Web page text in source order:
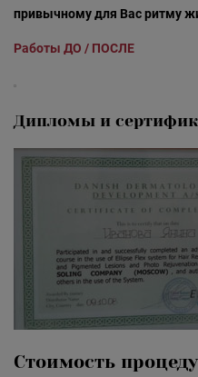
привычному для Вас ритму
Работы ДО / ПОСЛЕ
Дипломы и
Стоимость